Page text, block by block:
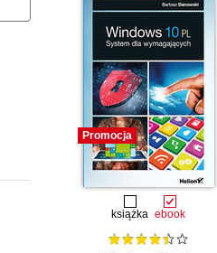
Promocja
książka ebook